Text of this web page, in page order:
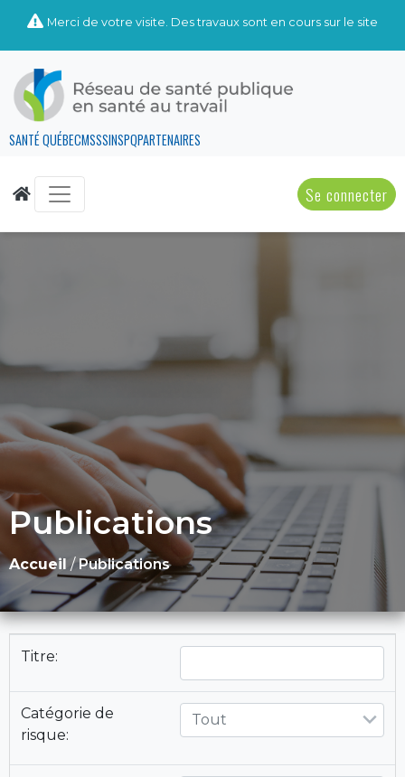
Merci de votre visite. Des travaux sont en cours sur le site
SANTÉ QUÉBECMSSSINSPQPARTENAIRES
Se connecter
Publications
Accueil /Publications
Titre:
Catégorie de
risque:
Tout